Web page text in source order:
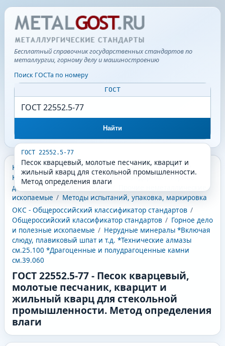
Бесплатный справочник государственных стандартов по
металлургии, горному делу и машиностроению
Поиск ГОСТа по номеру
ГОСТ
Найти
ГОСТ 22552.5-77
Песок кварцевый, молотые песчаник, кварцит и
жильный кварц для стекольной промышленности.
Метод определения влаги
КГС - Классификатор государственных стандартов
Классификатор государственных стандартов / Горное
дело. Полезные ископаемые
ископаемые / Методы испытаний, упаковка, маркировка
ОКС - Общероссийский классификатор стандартов /
Общероссийский классификатор стандартов / Горное дело
и полезные ископаемые / Нерудные минералы *Включая
слюду, плавиковый шпат и т.д. *Технические алмазы
см.25.100 *Драгоценные и полудрагоценные камни
см.39.060
ГОСТ 22552.5-77- Песок кварцевый,
молотые песчаник, кварцит и
жильный кварц для стекольной
промышленности. Метод определения
влаги